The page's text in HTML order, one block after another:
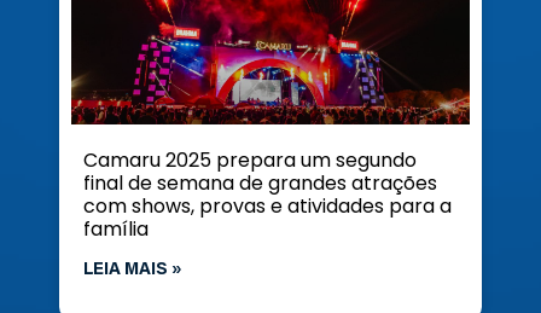
Camaru 2025 prepara um segundo
final de semana de grandes atrações
com shows, provas e atividades para a
família
LEIA MAIS »